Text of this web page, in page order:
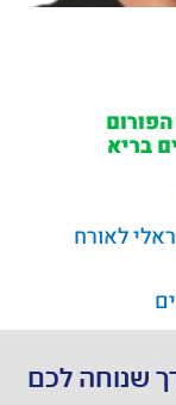
בריא
לאורח
שנוחה לכם